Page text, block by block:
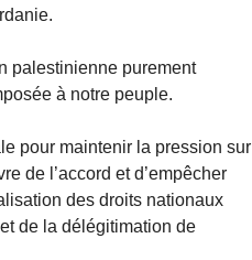
palestinienne purement
à notre peuple.
pour maintenir la pression sur
de l’accord et d’empêcher
des droits nationaux
de la délégitimation de